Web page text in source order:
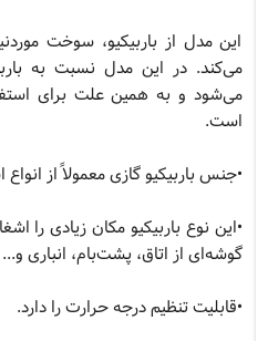
این مدل از باربیکیو، سوخت
می‌کند. در این مدل نسبت به
می‌شود و به همین علت برای
است.
•جنس باربیکیو گازی معمولاً از
•این نوع باربیکیو مکان زیادی را
گوشه‌ای از اتاق، پشت‌بام، انباری و...
•قابلیت تنظیم درجه حرارت را دارد.